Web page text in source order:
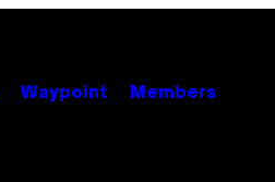
Waypoint Members